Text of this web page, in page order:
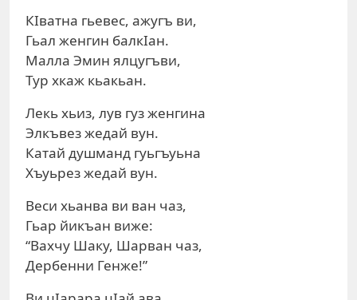
КIватна гьевес, ажугъ ви,
Гьал женгин балкIан.
Малла Эмин ялцугъви,
Тур хкаж кьакьан.
Лекь хьиз, лув гуз женгина
Элкъвез жедай вун.
Катай душманд гуьгъуьна
Хъуьрез жедай вун.
Веси хьанва ви ван чаз,
Гьар йикъан виже:
“Вахчу Шаку, Шарван чаз,
Дербенни Генже!”